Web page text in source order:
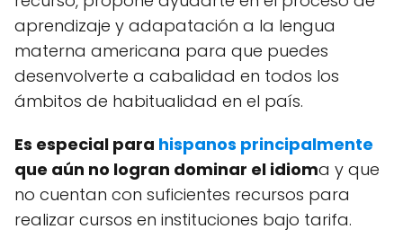
aprendizaje y adapatación a la lengua
materna americana para que puedes
desenvolverte a cabalidad en todos los
ámbitos de habitualidad en el país.
Es especial para hispanos principalmente
que aún no logran dominar el idioma y que
no cuentan con suficientes recursos para
realizar cursos en instituciones bajo tarifa.